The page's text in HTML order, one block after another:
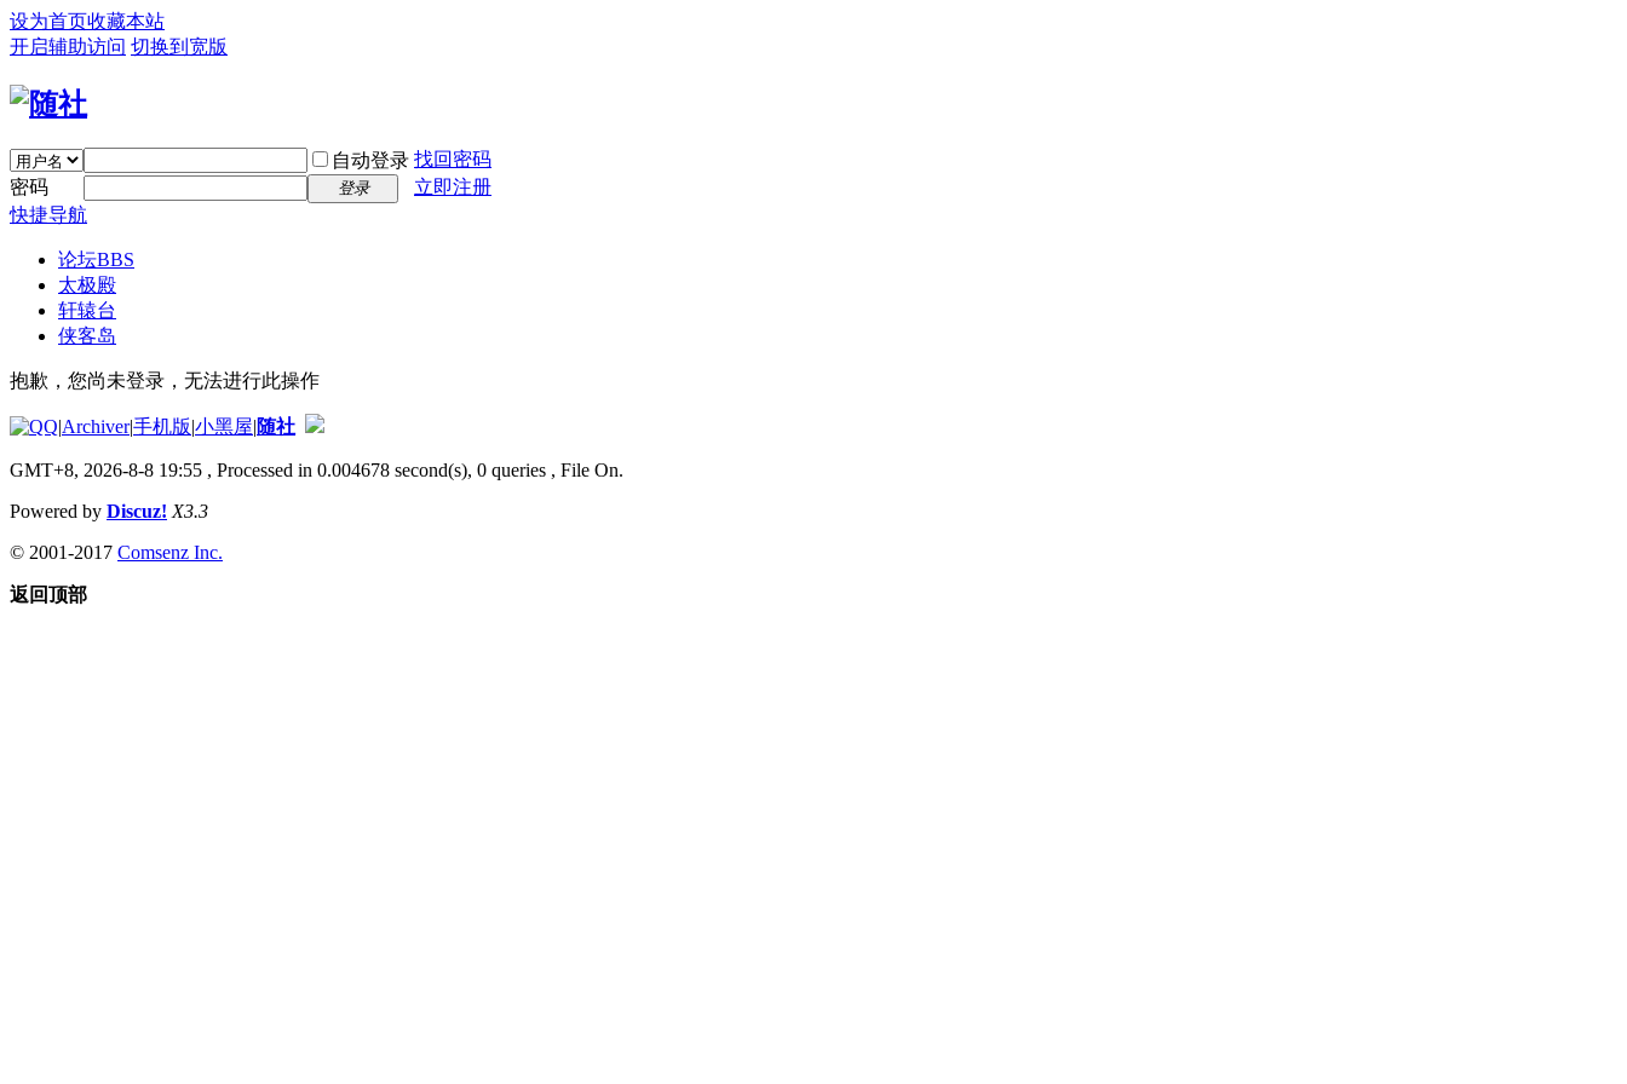
设为首页收藏本站
开启辅助访问 切换到宽版
自动登录 找回密码
密码
登录
立即注册
快捷导航
论坛BBS
太极殿
轩辕台
侠客岛
抱歉，您尚未登录，无法进行此操作
|Archiver|手机版|小黑屋|随社
GMT+8, 2026-8-8 19:55 , Processed in 0.004678 second(s), 0 queries , File On.
Powered by Discuz! X3.3
© 2001-2017 Comsenz Inc.
返回顶部